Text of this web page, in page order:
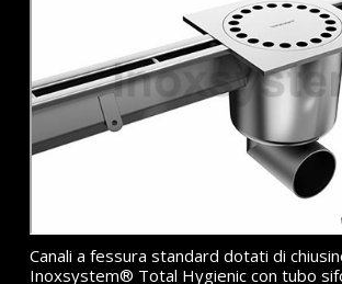
Canali a fessura standard dotati di
Inoxsystem® Total Hygienic con tubo